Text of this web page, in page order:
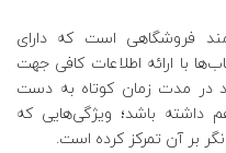
فروشگاهی است که دارای
با ارائه اطلاعات کافی جهت
در مدت زمان کوتاه به دست
داشته باشد؛ ویژگی‌هایی که
بر آن تمرکز کرده است.